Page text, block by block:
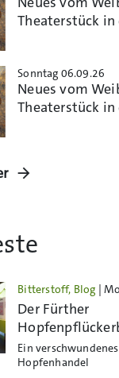
Theaterstück
Sonntag 06.09.26
Neues vom
Theaterstück
Bitterstoff, Blog |
Der Fürther
Ein
Hopfenhandel